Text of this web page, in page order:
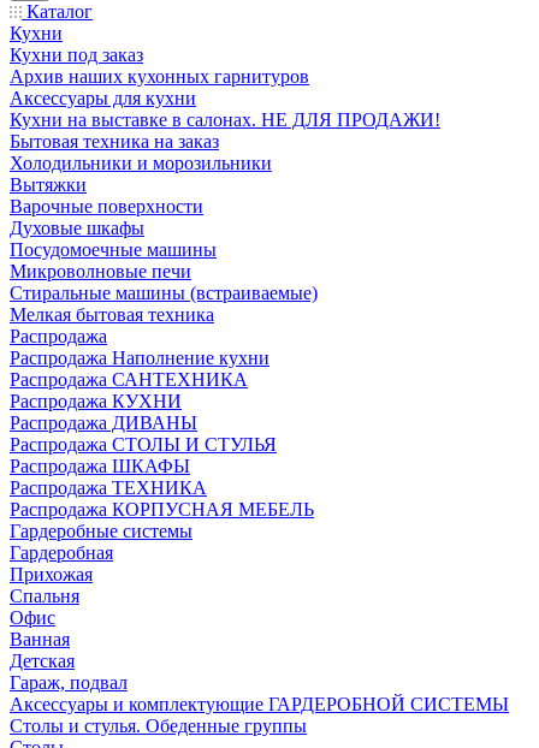
Каталог
Кухни
Кухни под заказ
Архив наших кухонных гарнитуров
Аксессуары для кухни
Кухни на выставке в салонах. НЕ ДЛЯ ПРОДАЖИ!
Бытовая техника на заказ
Холодильники и морозильники
Вытяжки
Варочные поверхности
Духовые шкафы
Посудомоечные машины
Микроволновые печи
Стиральные машины (встраиваемые)
Мелкая бытовая техника
Распродажа
Распродажа Наполнение кухни
Распродажа САНТЕХНИКА
Распродажа КУХНИ
Распродажа ДИВАНЫ
Распродажа СТОЛЫ И СТУЛЬЯ
Распродажа ШКАФЫ
Распродажа ТЕХНИКА
Распродажа КОРПУСНАЯ МЕБЕЛЬ
Гардеробные системы
Гардеробная
Прихожая
Спальня
Офис
Ванная
Детская
Гараж, подвал
Аксессуары и комплектующие ГАРДЕРОБНОЙ СИСТЕМЫ
Столы и стулья. Обеденные группы